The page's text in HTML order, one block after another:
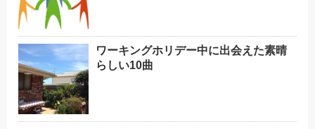
ワーキングホリデー中に出会えた素晴
らしい10曲